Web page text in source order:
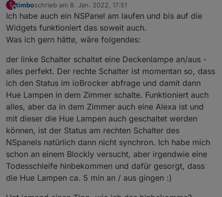
Vielleicht sollte man auf Github beim Sonoffadapter
ein Issue aufmachen um an die "Virtuellen" States
ran zu kommen.
Die Hardwarebuttons sind ja kein Problem, ist ja
aber nicht die Lösung, da hierzu auch ein Schelly2.5
Irgendwie müsste man doch an die Funktionen
rankommen. scheinbar geht ja jetzt auch Rollo-
Steuerung. (NSPanel Curtain)
Da ich mit meinem bescheidenen Wissen nur solche
auf neuste Erkenntnisse.
T
Offline
timboschrieb am 8. Jan. 2022, 17:51
zuletzt editiert von
Ich habe auch ein NSPanel am laufen und bis auf die
Widgets funktioniert das soweit auch.
Was ich gern hätte, wäre folgendes:
der linke Schalter schaltet eine Deckenlampe an/aus -
alles perfekt. Der rechte Schalter ist momentan so, dass
ich den Status im ioBrocker abfrage und damit dann
Hue Lampen in dem Zimmer schalte. Funktioniert auch
alles, aber da in dem Zimmer auch eine Alexa ist und
mit dieser die Hue Lampen auch geschaltet werden
können, ist der Status am rechten Schalter des
NSpanels natürlich dann nicht synchron. Ich habe mich
schon an einem Blockly versucht, aber irgendwie eine
Todesschleife hinbekommen und dafür gesorgt, dass
die Hue Lampen ca. 5 min an / aus gingen :)